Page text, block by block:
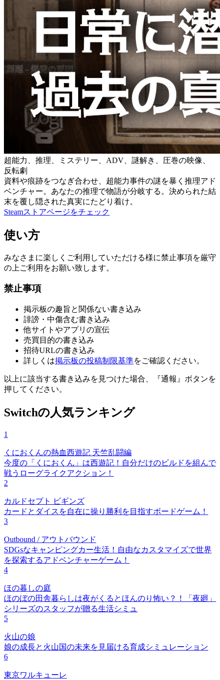
超能力、推理、ミステリー、ADV、謎解き、圧巻の映像、
反転劇
資料や痕跡をつなぎ合わせ、超能力事件の謎を暴く推理アド
ベンチャー。あなたの推理で物語が分岐する。決められた結
末を覆し隠された真実にたどり着け。
Steamストアページをチェック
使い方
みなさまに楽しくご利用していただける様に禁止事項を厳守
の上ご利用をお願い致します。
禁止事項
掲示板の趣旨と関係ない書き込み
誹謗・中傷含む書き込み
他サイトやアプリの宣伝
売買目的の書き込み
招待URLの書き込み
詳しくは掲示板の投稿制限基準をご確認ください。
以上に該当する書き込みを見つけた場合、
『通報』ボタンを
押してください。
Switchの人気ランキング
1
くにおくんの熱血西遊記 天竺乱闘編
今度の「くにおくん」は西遊記！自分だけのビルドを組んで
戦うローグライクアクション！
2
カルドセプト ビギンズ
カードとダイスを自在に操り勝利を目指すボードゲーム！
3
Outbound / アウトバウンド
SDGsなキャンピングカー生活！自由なカスタマイズで世界
を探索するアドベンチャーゲーム！
4
ほの暮しの庭
ほのぼの田舎暮らしは夜がくるとほんのり怖い？！「夜廻」
シリーズのスタッフが贈る生活シミュ
5
火山の娘
娘の成長と火山国の未来を見届ける育成シミュレーション
6
東京ワルキューレ